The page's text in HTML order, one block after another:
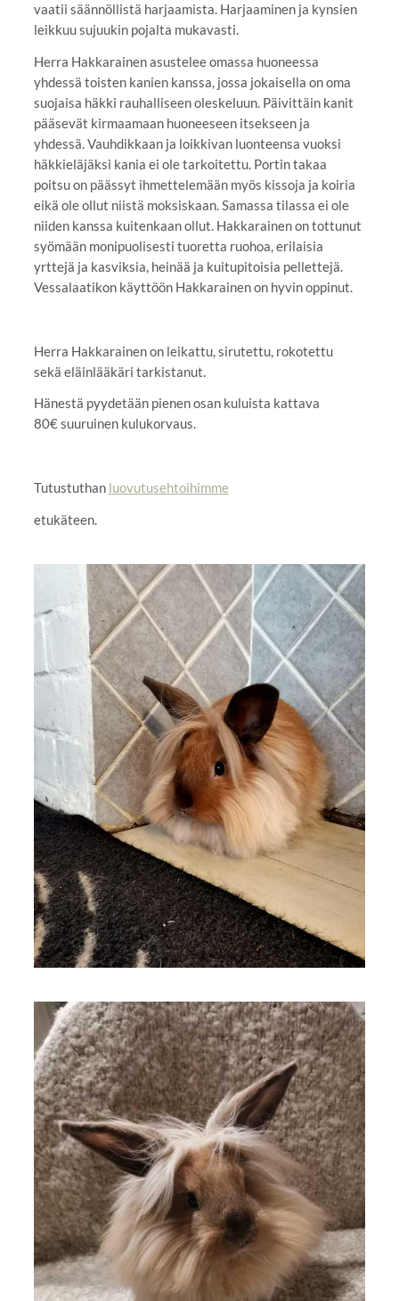
vaatii säännöllistä harjaamista. Harjaaminen ja kynsien
leikkuu sujuukin pojalta mukavasti.
Herra Hakkarainen asustelee omassa huoneessa
yhdessä toisten kanien kanssa, jossa jokaisella on oma
suojaisa häkki rauhalliseen oleskeluun. Päivittäin kanit
pääsevät kirmaamaan huoneeseen itsekseen ja
yhdessä. Vauhdikkaan ja loikkivan luonteensa vuoksi
häkkieläjäksi kania ei ole tarkoitettu. Portin takaa
poitsu on päässyt ihmettelemään myös kissoja ja koiria
eikä ole ollut niistä moksiskaan. Samassa tilassa ei ole
niiden kanssa kuitenkaan ollut. Hakkarainen on tottunut
syömään monipuolisesti tuoretta ruohoa, erilaisia
yrttejä ja kasviksia, heinää ja kuitupitoisia pellettejä.
Vessalaatikon käyttöön Hakkarainen on hyvin oppinut.
Herra Hakkarainen on leikattu, sirutettu, rokotettu
sekä eläinlääkäri tarkistanut.
Hänestä pyydetään pienen osan kuluista kattava
80€ suuruinen kulukorvaus.
Tutustuthan luovutusehtoihimme
etukäteen.